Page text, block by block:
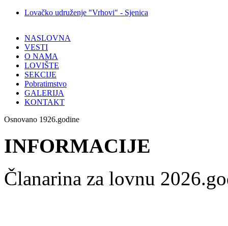
Lovačko udruženje "Vrhovi" - Sjenica
NASLOVNA
VESTI
O NAMA
LOVIŠTE
SEKCIJE
Pobratimstvo
GALERIJA
KONTAKT
Osnovano 1926.godine
INFORMACIJE
Članarina za lovnu